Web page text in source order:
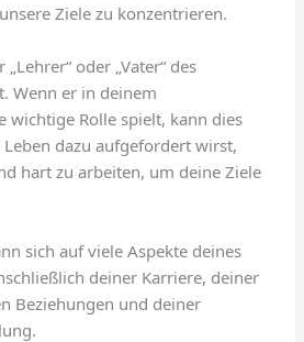
Ziele zu konzentrieren.
oder „Vater“ des
Wenn er in deinem
wichtige Rolle spielt, kann dies
dazu aufgefordert wirst,
hart zu arbeiten, um deine Ziele
sich auf viele Aspekte deines
deiner Karriere, deiner
Beziehungen und deiner